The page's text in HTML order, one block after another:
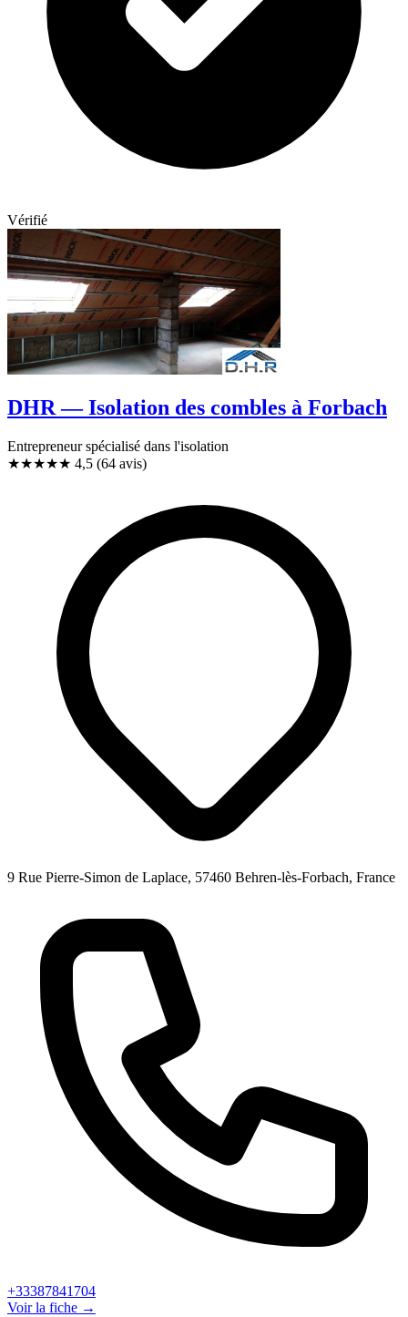
Vérifié
DHR — Isolation des combles à Forbach
Entrepreneur spécialisé dans l'isolation
★★★★★ 4,5 (64 avis)
9 Rue Pierre-Simon de Laplace, 57460 Behren-lès-Forbach, France
+33387841704
Voir la fiche →